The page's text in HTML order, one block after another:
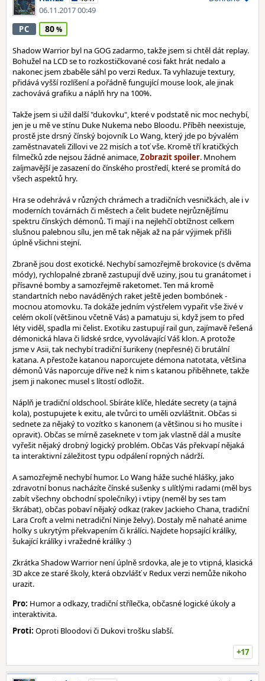
06.11.2017 00:49
PC 80
Shadow Warrior byl na GOG zadarmo, takže jsem si chtěl dát replay.
Bohužel na LCD se to rozkostičkované cosi fakt hrát nedalo a
nakonec jsem zbaběle sáhl po verzi Redux. Ta vyhlazuje textury,
přidává vyšší rozlíšení a pořádně fungující mouse look, ale jinak
zachovává grafiku a náplň hry na 100%.
Takže jsem si užil další "dukovku", které v podstatě nic moc nechybí,
jen je u mě ve stínu Duke Nukema nebo Bloodu. Příběh neexistuje,
prostě jste drsný čínský bojovník Lo Wang, který jde po bývalém
zaměstnavateli Zillovi ve 22 misích a toť vše. Kromě tří kratičkých
filmečků zde nejsou žádné animace,
. Mnohem
zaíjmavější je zasazení do čínského prostředí, které se promítá do
všech aspektů hry.
Hra se odehrává v různých chrámech a tradičních vesničkách, ale i v
moderních továrnách či městech a čelit budete nejrůznějšímu
spektru čínských démonů. Ti mají i na nejlehčí obtížnost celkem
slušnou palebnou sílu, jen mě tak nějak až na pár výjimek přišli
úplně všichni stejní.
Zbraně jsou dost exotické. Nechybí samozřejmě brokovice (s dvěma
módy), rychlopalné zbraně zastupují dvě uziny, jsou tu granátomet i
přísavné bomby a samozřejmě raketomet. Ten má kromě
standartních nebo naváděných raket ještě jeden bombónek -
mocnou atomovku. Ta dokáže jedním výstřelem vypařit vše živé v
celém okolí (většinou včetně Vás) a pamatuju si, když jsem to před
léty viděl, spadla mi čelist. Exotiku zastupují rail gun, zajímavě řešená
démonická hlava či lidské srdce, vyvolávající Váš klon. A protože
jsme v Asii, tak nechybí tradiční šurikeny (nepřesné) či brutální
katana. A přestože katanou naporcujete démona natotata, většina
démonů Vás naporcuje dříve než k nim s katanou přiběhnete, takže
jsem ji nakonec musel s lítostí odložit.
Náplň je tradiční oldschool. Sbíráte klíče, hledáte secrety (a tajná
kola), postupujete k exitu, ale tvůrci to uměli ozvláštnit. Občas si
sednete za nějaký to vozítko s kanonem (a většinou si ho musíte i
opravit). Občas se mírně zaseknete v tom jak vlastně dál a musíte
vyřešit nějaký drobný logický problém. Občas Vás překvapí nějaká
ta interaktivní záležitost typu odpálení ropných nádrží.
A samozřejmě nechybí humor. Lo Wang háže suché hlášky, jako
zdravotní bonus nacházíte čínské sušenky s ulítlými radami (měl bys
zabít všechny obchodní společníky) i vtipy (neměl by ses tam
škrábat), občas pobaví nějaký odkaz (rakev Jackieho Chana, tradiční
Lara Croft a velmi netradiční Ninje želvy). Dostaly mě nahaté anime
holky s ukrytým překvapením či králíci. Najdete hopsající králíky,
šukající králíky i vražedné králíky :)
Zkrátka Shadow Warrior není úplně srdovka, ale je to vtipná, klasická
3D akce ze staré školy, která obzvlášť v Redux verzi nemůže nikoho
urazit.
Pro: Humor a odkazy, tradiční střílečka, občasné logické úkoly a
interaktivita.
Proti: Oproti Bloodovi či Dukovi trošku slabší.
+17